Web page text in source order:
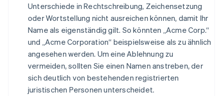
Unterschiede in Rechtschreibung, Zeichensetzung
oder Wortstellung nicht ausreichen können, damit Ihr
Name als eigenständig gilt. So könnten „Acme Corp.“
und „Acme Corporation“ beispielsweise als zu ähnlich
angesehen werden. Um eine Ablehnung zu
vermeiden, sollten Sie einen Namen anstreben, der
sich deutlich von bestehenden registrierten
juristischen Personen unterscheidet.